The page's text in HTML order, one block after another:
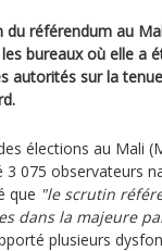
du référendum au
bureaux où elle a
autorités sur la
élections au Mali
075 observateurs
que "le scrutin
dans la majeure
plusieurs